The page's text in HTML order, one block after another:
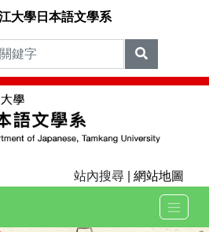
大學日本語文學系
站內搜尋 | 網站地圖